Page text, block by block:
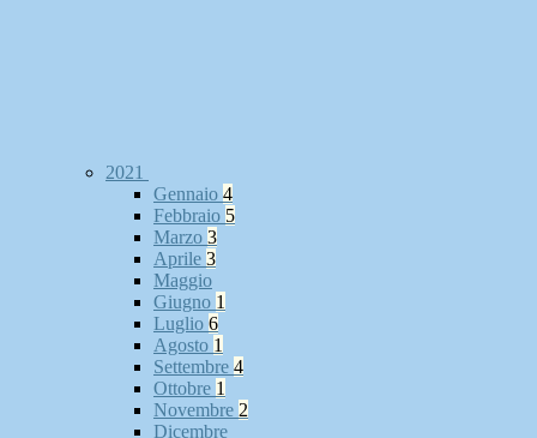
2021
Gennaio 4
Febbraio 5
Marzo 3
Aprile 3
Maggio
Giugno 1
Luglio 6
Agosto 1
Settembre 4
Ottobre 1
Novembre 2
Dicembre